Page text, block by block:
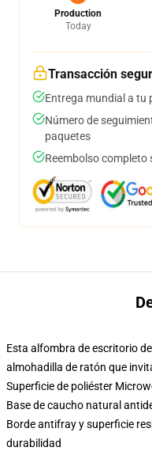
Production
Today
Transacción
Entrega mundial a tu
Número de
paquetes
Reembolso completo
Esta alfombra de escritorio
almohadilla de ratón que
Superficie de poliéster
Base de caucho natural
Borde antifray y superficie
durabilidad